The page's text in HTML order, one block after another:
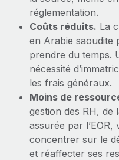
réglementation.
Coûts réduits. La
en Arabie saoudite
prendre du temps.
nécessité
les frais généraux.
Moins de
gestion des RH, de
assurée par
concentrer sur le
et réaffecter ses